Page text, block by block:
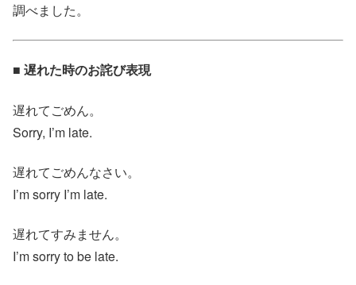
調べました。
■ 遅れた時のお詫び表現
遅れてごめん。
Sorry, I’m late.
遅れてごめんなさい。
I’m sorry I’m late.
遅れてすみません。
I’m sorry to be late.